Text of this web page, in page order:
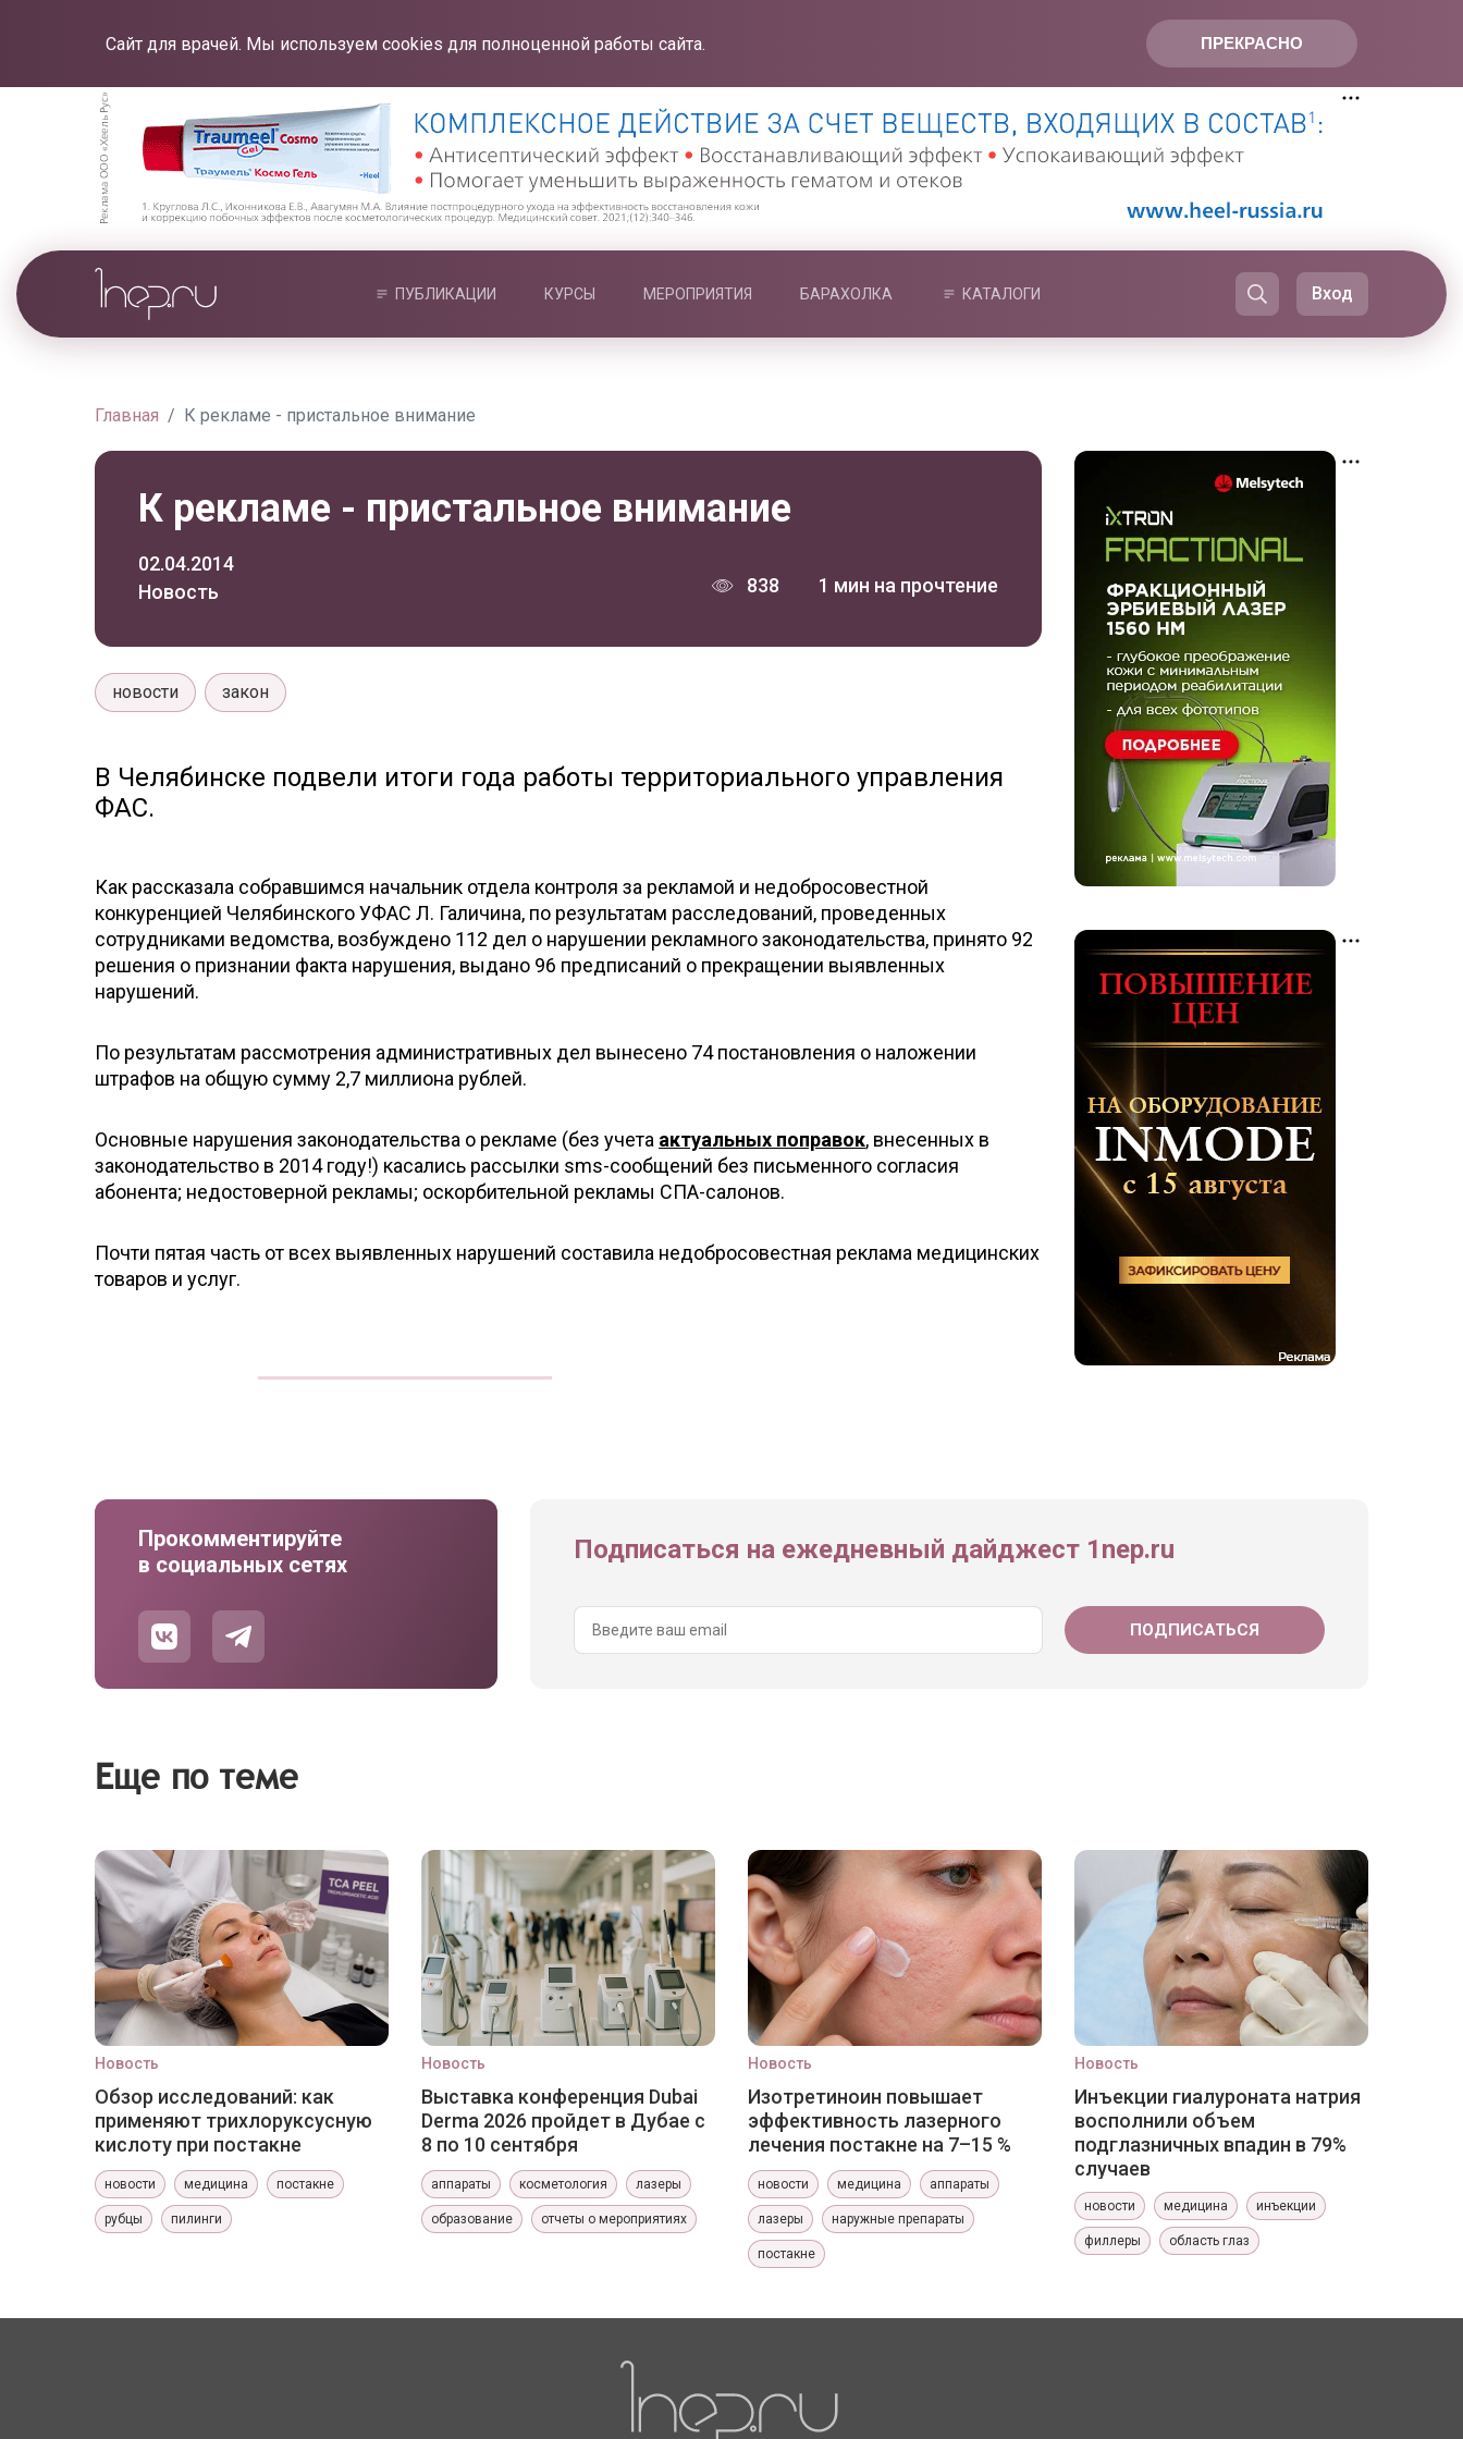
ПРЕКРАСНО
Сайт для врачей. Мы используем cookies для полноценной работы сайта.
ПУБЛИКАЦИИ КУРСЫ МЕРОПРИЯТИЯ БАРАХОЛКА КАТАЛОГИ Вход
Главная К рекламе - пристальное внимание
К рекламе - пристальное внимание
02.04.2014
Новость
838 1 мин на прочтение
новости закон
В Челябинске подвели итоги года работы территориального управления
ФАС.
Как рассказала собравшимся начальник отдела контроля за рекламой и недобросовестной
конкуренцией Челябинского УФАС Л. Галичина, по результатам расследований, проведенных
сотрудниками ведомства, возбуждено 112 дел о нарушении рекламного законодательства, принято 92
решения о признании факта нарушения, выдано 96 предписаний о прекращении выявленных
нарушений.
По результатам рассмотрения административных дел вынесено 74 постановления о наложении
штрафов на общую сумму 2,7 миллиона рублей.
Основные нарушения законодательства о рекламе (без учета актуальных поправок, внесенных в
законодательство в 2014 году!) касались рассылки sms-сообщений без письменного согласия
абонента; недостоверной рекламы; оскорбительной рекламы СПА-салонов.
Почти пятая часть от всех выявленных нарушений составила недобросовестная реклама медицинских
товаров и услуг.
Прокомментируйте
в социальных сетях
Подписаться на ежедневный дайджест 1nep.ru
Еще по теме
Новость
Обзор исследований: как
применяют трихлоруксусную
кислоту при постакне
новости медицина постакне
рубцы пилинги
Новость
Выставка конференция Dubai
Derma 2026 пройдет в Дубае с
8 по 10 сентября
аппараты косметология лазеры
образование отчеты о мероприятиях
Новость
Изотретиноин повышает
эффективность лазерного
лечения постакне на 7–15 %
новости медицина аппараты
лазеры наружные препараты
постакне
Новость
Инъекции гиалуроната натрия
восполнили объем
подглазничных впадин в 79%
случаев
новости медицина инъекции
филлеры область глаз